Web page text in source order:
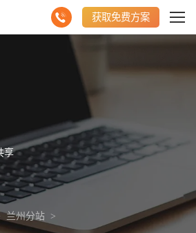
获取免费方案
享
兰州分站>